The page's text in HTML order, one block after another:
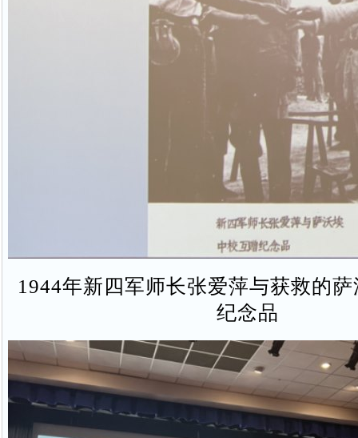
1944年新四军师长张爱萍与获救的
纪念品